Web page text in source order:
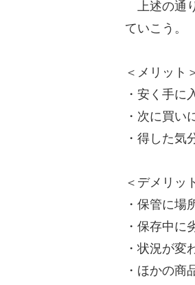
上述の通
ていこう。
＜メリット
・安く手に
・次に買い
・得した気
＜デメリッ
・保管に場
・保存中に
・状況が変
・ほかの商